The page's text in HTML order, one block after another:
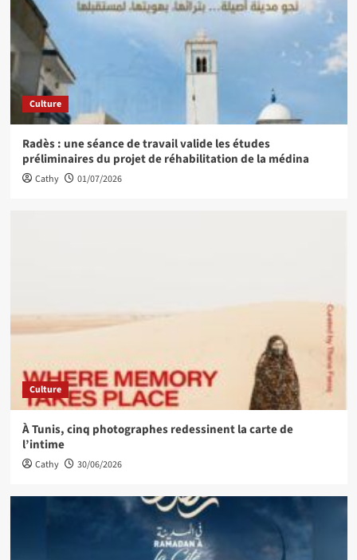
Culture
Radès : une séance de travail valide les études
préliminaires du projet de réhabilitation de la médina
Cathy 01/07/2026
Culture
À Tunis, cinq photographes redessinent la carte de
l’intime
Cathy 30/06/2026